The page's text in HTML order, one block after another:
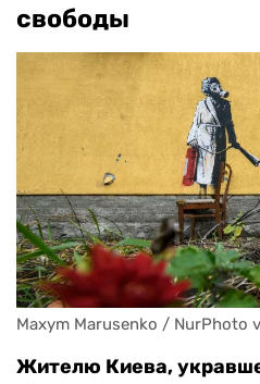
свободы
Maxym Marusenko / NurPhoto
Жителю Киева,